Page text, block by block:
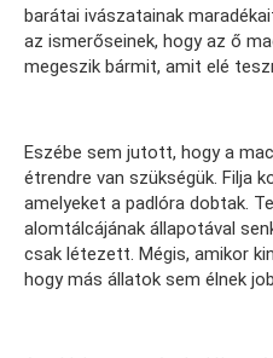
barátai ivászatainak
az ismerőseinek, hogy az ő
megeszik bármit, amit elé
Eszébe sem jutott, hogy a
étrendre van szükségük. Filja
amelyeket a padlóra dobtak.
alomtálcájának állapotával
csak létezett. Mégis, amikor
hogy más állatok sem élnek